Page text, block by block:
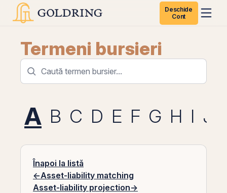
Deschide
Cont
Termeni bursieri
A B C D E F G H I J
Înapoi la listă
←Asset-liability matching
Asset-liability projection→